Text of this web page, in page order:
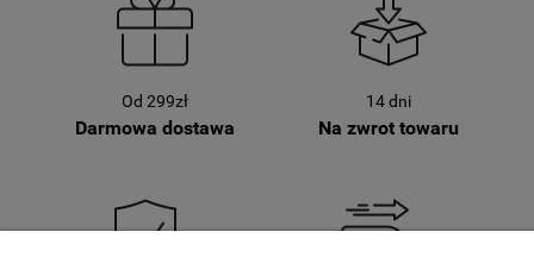
Od 299zł
Darmowa dostawa
14 dni
Na zwrot towaru